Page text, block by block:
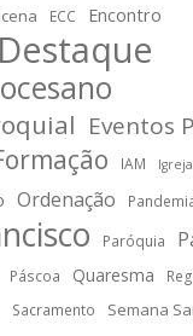
ECC Encontro
Eventos
IAM Igreja
Ordenação
Paróquia
Páscoa Quaresma
Sacramento Semana